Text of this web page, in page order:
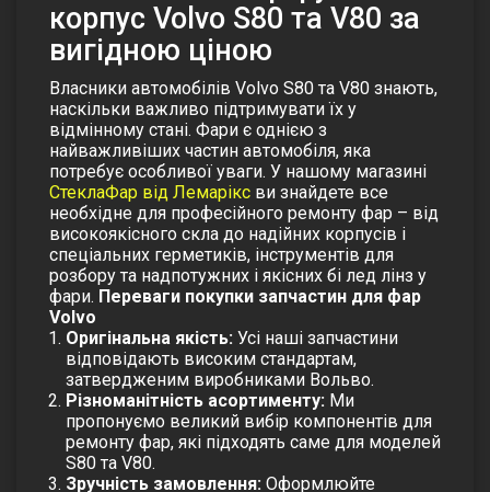
корпус Volvo S80 та V80 за
вигідною ціною
Власники автомобілів Volvo S80 та V80 знають,
наскільки важливо підтримувати їх у
відмінному стані. Фари є однією з
найважливіших частин автомобіля, яка
потребує особливої уваги. У нашому магазині
СтеклаФар від Лемарікс ви знайдете все
необхідне для професійного ремонту фар – від
високоякісного скла до надійних корпусів і
спеціальних герметиків, інструментів для
розбору та надпотужних і якісних бі лед лінз у
фари. Переваги покупки запчастин для фар
Volvo
Оригінальна якість: Усі наші запчастини
відповідають високим стандартам,
затвердженим виробниками Вольво.
Різноманітність асортименту: Ми
пропонуємо великий вибір компонентів для
ремонту фар, які підходять саме для моделей
S80 та V80.
Зручність замовлення: Оформлюйте